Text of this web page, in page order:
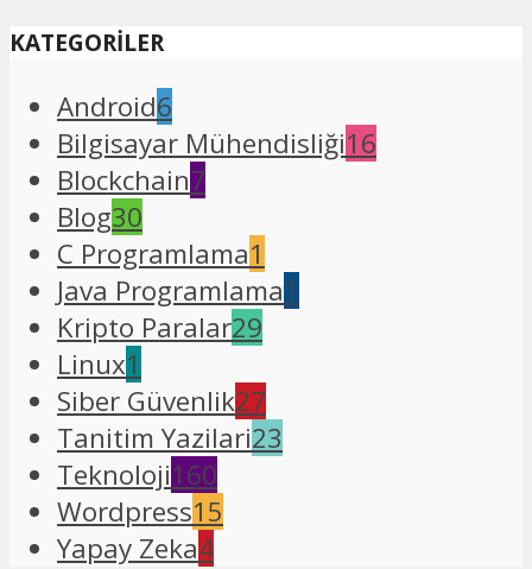
KATEGORİLER
Android6
Bilgisayar Mühendisliği16
Blockchain7
Blog30
C Programlama1
Java Programlama1
Kripto Paralar29
Linux1
Siber Güvenlik27
Tanitim Yazilari23
Teknoloji160
Wordpress15
Yapay Zeka4